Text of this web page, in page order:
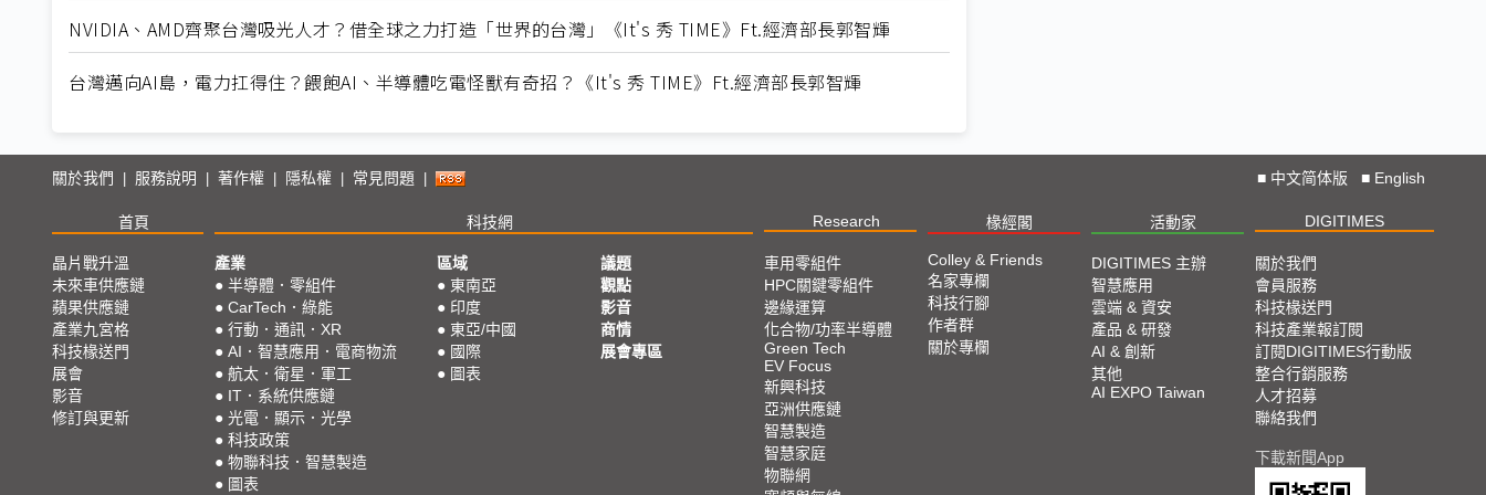
NVIDIA、AMD齊聚台灣吸光人才？借全球之力打造「世界的台灣」《It's 秀 TIME》Ft.經濟部長郭智輝
台灣邁向AI島，電力扛得住？餵飽AI、半導體吃電怪獸有奇招？《It's 秀 TIME》Ft.經濟部長郭智輝
關於我們 服務說明 著作權 隱私權 常見問題 ■ 中文简体版 ■ English
首頁 科技網 Research 椽經閣 活動家 DIGITIMES
晶片戰升溫
未來車供應鏈
蘋果供應鏈
產業九宮格
科技椽送門
展會
影音
修訂與更新
產業
● 半導體．零組件
● CarTech．綠能
● 行動．通訊．XR
● AI．智慧應用．電商物流
● 航太．衛星．軍工
● IT．系統供應鏈
● 光電．顯示．光學
● 科技政策
● 物聯科技．智慧製造
● 圖表
區域
● 東南亞
● 印度
● 東亞/中國
● 國際
● 圖表
議題
觀點
影音
商情
展會專區
車用零組件
HPC關鍵零組件
邊緣運算
化合物/功率半導體
Green Tech
EV Focus
新興科技
亞洲供應鏈
智慧製造
智慧家庭
物聯網
Colley & Friends
名家專欄
科技行腳
作者群
關於專欄
DIGITIMES 主辦
智慧應用
雲端 & 資安
產品 & 研發
AI & 創新
其他
AI EXPO Taiwan
關於我們
會員服務
科技椽送門
科技產業報訂閱
訂閱DIGITIMES行動版
整合行銷服務
人才招募
聯絡我們
下載新聞App